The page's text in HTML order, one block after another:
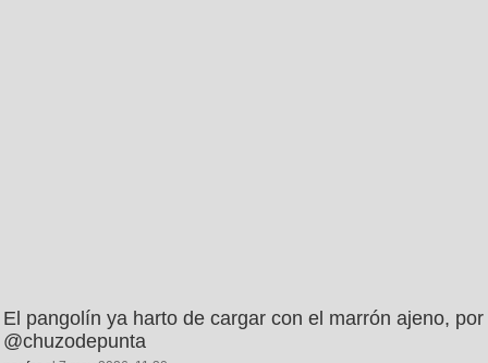
El pangolín ya harto de cargar con el marrón ajeno, por
@chuzodepunta